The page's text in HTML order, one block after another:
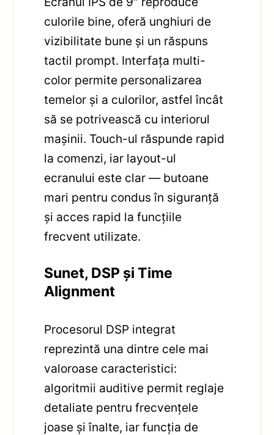
culorile bine, oferă unghiuri de
vizibilitate bune și un răspuns
tactil prompt. Interfața multi-
color permite personalizarea
temelor și a culorilor, astfel încât
să se potrivească cu interiorul
mașinii. Touch-ul răspunde rapid
la comenzi, iar layout-ul
ecranului este clar — butoane
mari pentru condus în siguranță
și acces rapid la funcțiile
frecvent utilizate.
Sunet, DSP și Time
Alignment
Procesorul DSP integrat
reprezintă una dintre cele mai
valoroase caracteristici:
algoritmii auditive permit reglaje
detaliate pentru frecvențele
joase și înalte, iar funcția de